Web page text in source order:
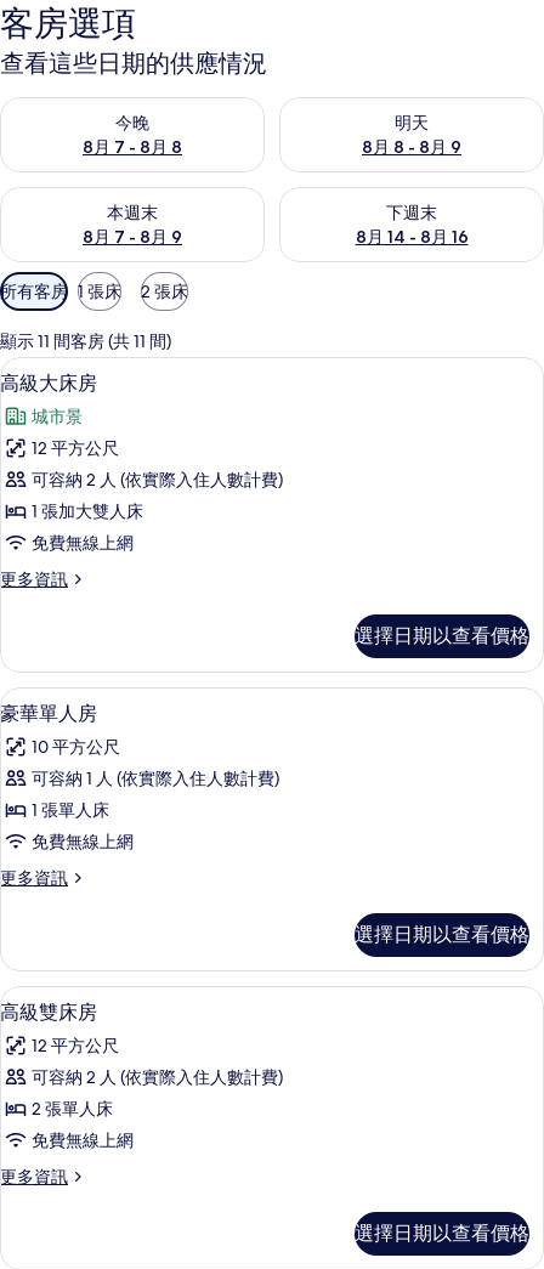
客房選項
查看這些日期的供應情況
今晚
8月 7 - 8月 8
查看今晚 (8月 7 - 8月 8) 的供應情況
明天
8月 8 - 8月 9
查看明天 (8月 8 - 8月 9) 的供
本週末
8月 7 - 8月 9
查看本週末 (8月 7 - 8月 9) 的供應情況
下週末
8月 14 - 8月 16
查看下週末 (8月 14 - 8月 16)
可
用
的
客
房
篩
選
條
所有客房 1 張床 2 張床
顯示 11 間客房 (共 11 間)
顯
示
高
級
大
床
的
有
相
片
高級大床房 | 客房內保險箱、熨
12
高級大床房
城市景
12 平方公尺
可容納 2 人 (依實際入住人數計費)
1 張加大雙人床
免費無線上網
更多資訊
更
大
床
房
詳
情
選擇日期以查看價格
顯
示
豪
華
單
房
所
有
相
片
豪華單人房 | 客房內保險箱、熨斗/熨
8
豪華單人房
10 平方公尺
可容納 1 人 (依實際入住人數計費)
1 張單人床
免費無線上網
更多資訊
更
單
人
房
詳
情
選擇日期以查看價格
顯
示
高
級
雙
房
所
高級雙床房 | 客房內保險箱、熨斗/熨
7
高級雙床房
12 平方公尺
可容納 2 人 (依實際入住人數計費)
2 張單人床
免費無線上網
更多資訊
更
雙
選擇日期以查看價格